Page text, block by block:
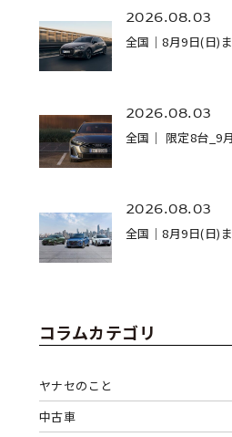
2026.08.03
全国｜8月9日(日)
2026.08.03
全国｜ 限定8台_9
2026.08.03
全国｜8月9日(日)
コラムカテゴリ
ヤナセのこと
中古車